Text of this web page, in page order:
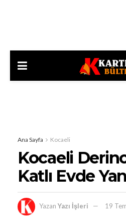
Ana Sayfa Kocaeli
Kocaeli
Katlı Evde
Yazan Yazı İşleri
19